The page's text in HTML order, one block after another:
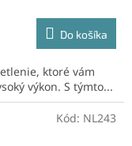
Do košíka
ktoré vám
výkon. S týmto...
Kód: NL243